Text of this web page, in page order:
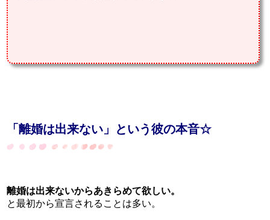
「離婚は出来ない」という彼の本音☆
離婚は出来ないからあきらめて欲しい。
と最初から宣言されることは多い。